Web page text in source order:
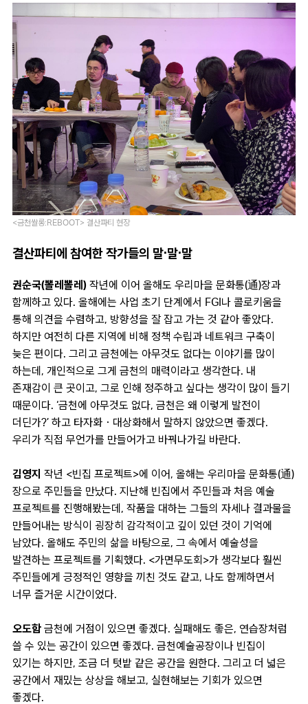
<금천쌀롱:REBOOT> 결산파티 현장
결산파티에 참여한 작가들의 말·말·말
권순국(뽈레뽈레) 작년에 이어 올해도 우리마을 문화통(通)장과
함께하고 있다. 올해에는 사업 초기 단계에서 FGI나 콜로키움을
통해 의견을 수렴하고, 방향성을 잘 잡고 가는 것 같아 좋았다.
하지만 여전히 다른 지역에 비해 정책 수립과 네트워크 구축이
늦은 편이다. 그리고 금천에는 아무것도 없다는 이야기를 많이
하는데, 개인적으로 그게 금천의 매력이라고 생각한다. 내
존재감이 큰 곳이고, 그로 인해 정주하고 싶다는 생각이 많이 들기
때문이다. ‘금천에 아무것도 없다, 금천은 왜 이렇게 발전이
더딘가?’ 하고 타자화・대상화해서 말하지 않았으면 좋겠다.
우리가 직접 무언가를 만들어가고 바꿔나가길 바란다.
김영지 작년 <빈집 프로젝트>에 이어, 올해는 우리마을 문화통(通)
장으로 주민들을 만났다. 지난해 빈집에서 주민들과 처음 예술
프로젝트를 진행해봤는데, 작품을 대하는 그들의 자세나 결과물을
만들어내는 방식이 굉장히 감각적이고 깊이 있던 것이 기억에
남았다. 올해도 주민의 삶을 바탕으로, 그 속에서 예술성을
발견하는 프로젝트를 기획했다. <가면무도회>가 생각보다 훨씬
주민들에게 긍정적인 영향을 끼친 것도 같고, 나도 함께하면서
너무 즐거운 시간이었다.
오도함 금천에 거점이 있으면 좋겠다. 실패해도 좋은, 연습장처럼
쓸 수 있는 공간이 있으면 좋겠다. 금천예술공장이나 빈집이
있기는 하지만, 조금 더 텃밭 같은 공간을 원한다. 그리고 더 넓은
공간에서 재밌는 상상을 해보고, 실현해보는 기회가 있으면
좋겠다.